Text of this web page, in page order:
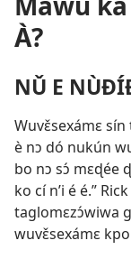
À?
NǓ E
Wuvɛ̌sexámɛ
è nɔ dó nukún
bo nɔ sɔ́ mɛɖée
ko cí n’i é é.”
taglomɛzɔ́wiwa
wuvɛ̌sexámɛ kpo